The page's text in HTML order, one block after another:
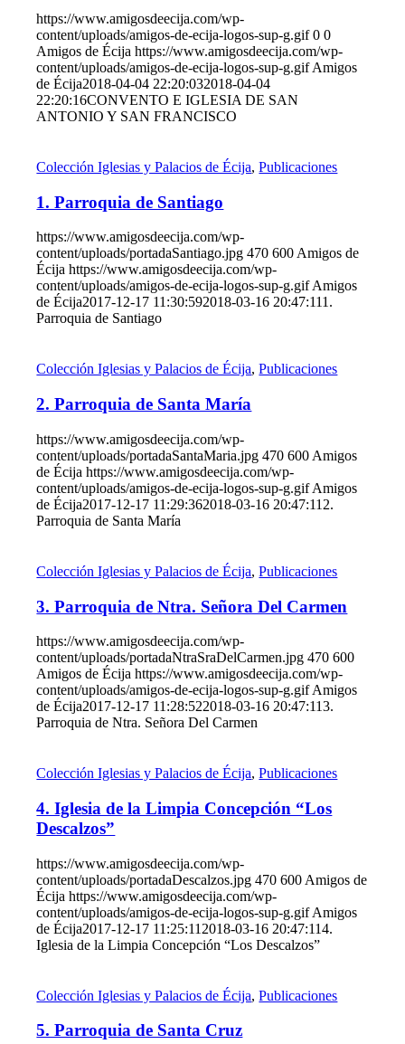
https://www.amigosdeecija.com/wp-
content/uploads/amigos-de-ecija-logos-sup-g.gif 0 0
Amigos de Écija https://www.amigosdeecija.com/wp-
content/uploads/amigos-de-ecija-logos-sup-g.gif Amigos
de Écija2018-04-04 22:20:032018-04-04
22:20:16CONVENTO E IGLESIA DE SAN
ANTONIO Y SAN FRANCISCO
Colección Iglesias y Palacios de Écija,Publicaciones
1. Parroquia de Santiago
https://www.amigosdeecija.com/wp-
content/uploads/portadaSantiago.jpg 470 600 Amigos de
Écija https://www.amigosdeecija.com/wp-
content/uploads/amigos-de-ecija-logos-sup-g.gifAmigos
de Écija2017-12-17 11:30:592018-03-16 20:47:111.
Parroquia de Santiago
Colección Iglesias y Palacios de Écija,Publicaciones
2. Parroquia de Santa María
https://www.amigosdeecija.com/wp-
content/uploads/portadaSantaMaria.jpg 470 600 Amigos
de Écija https://www.amigosdeecija.com/wp-
content/uploads/amigos-de-ecija-logos-sup-g.gif Amigos
de Écija2017-12-17 11:29:362018-03-16 20:47:11 2.
Parroquia de Santa María
Colección Iglesias y Palacios de Écija,Publicaciones
3. Parroquia de Ntra. Señora Del Carmen
https://www.amigosdeecija.com/wp-
content/uploads/portadaNtraSraDelCarmen.jpg 470 600
Amigos de Écija https://www.amigosdeecija.com/wp-
content/uploads/amigos-de-ecija-logos-sup-g.gif Amigos
de Écija2017-12-17 11:28:522018-03-16 20:47:113.
Parroquia de Ntra. Señora Del Carmen
Colección Iglesias y Palacios de Écija,Publicaciones
4. Iglesia de la Limpia Concepción “Los
Descalzos”
https://www.amigosdeecija.com/wp-
content/uploads/portadaDescalzos.jpg 470 600 Amigos de
Écija https://www.amigosdeecija.com/wp-
content/uploads/amigos-de-ecija-logos-sup-g.gif Amigos
de Écija2017-12-17 11:25:11 2018-03-16 20:47:114.
Iglesia de la Limpia Concepción “Los Descalzos”
Colección Iglesias y Palacios de Écija,Publicaciones
5. Parroquia de Santa Cruz